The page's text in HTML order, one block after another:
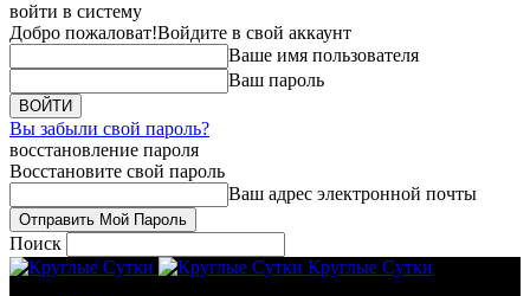
войти в систему
Добро пожаловат!Войдите в свой аккаунт
Ваше имя пользователя
Ваш пароль
Вы забыли свой пароль?
восстановление пароля
Восстановите свой пароль
Ваш адрес электронной почты
Поиск
Круглые Сутки